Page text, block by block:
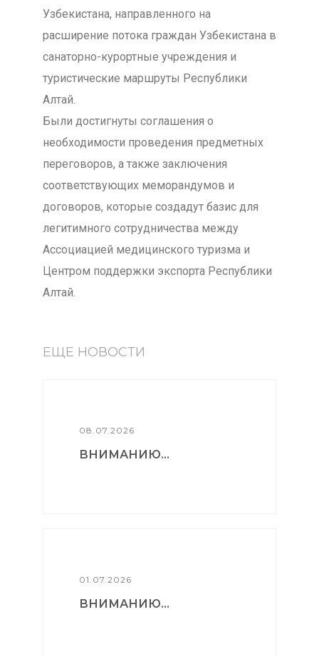
Узбекистана, направленного на
расширение потока граждан Узбекистана в
санаторно-курортные учреждения и
туристические маршруты Республики
Алтай.
Были достигнуты соглашения о
необходимости проведения предметных
переговоров, а также заключения
соответствующих меморандумов и
договоров, которые создадут базис для
легитимного сотрудничества между
Ассоциацией медицинского туризма и
Центром поддержки экспорта Республики
Алтай.
ЕЩЕ НОВОСТИ
08.07.2026
ВНИМАНИЮ...
01.07.2026
ВНИМАНИЮ...